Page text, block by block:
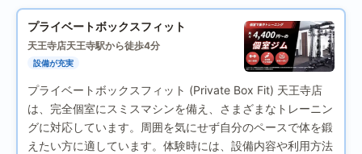
プライベートボックスフィット
天王寺店天王寺駅から徒歩4分
設備が充実
プライベートボックスフィット (Private Box Fit) 天王寺店
は、完全個室にスミスマシンを備え、さまざまなトレーニン
グに対応しています。周囲を気にせず自分のペースで体を鍛
えたい方に適しています。体験時には、設備内容や利用方法